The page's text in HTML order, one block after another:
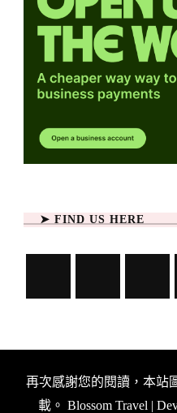
➤ FIND US HERE
再次感謝您的閱讀，本站
載。 Blossom Travel |